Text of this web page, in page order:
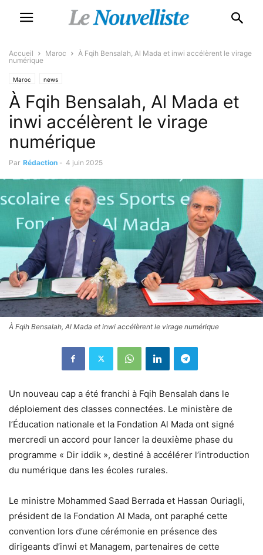
Accueil Maroc
À Fqih Bensalah, Al Mada et inwi accélèrent le virage
numérique
Maroc news
À Fqih Bensalah, Al Mada et
inwi accélèrent le virage
numérique
Par Rédaction - 4 juin 2025
À Fqih Bensalah, Al Mada et inwi accélèrent le virage numérique
Un nouveau cap a été franchi à Fqih Bensalah dans le
déploiement des classes connectées. Le ministère de
l’Éducation nationale et la Fondation Al Mada ont signé
mercredi un accord pour lancer la deuxième phase du
programme « Dir iddik », destiné à accélérer l’introduction
du numérique dans les écoles rurales.
Le ministre Mohammed Saad Berrada et Hassan Ouriagli,
président de la Fondation Al Mada, ont paraphé cette
convention lors d’une cérémonie en présence des
dirigeants d’inwi et Managem, partenaires de cette